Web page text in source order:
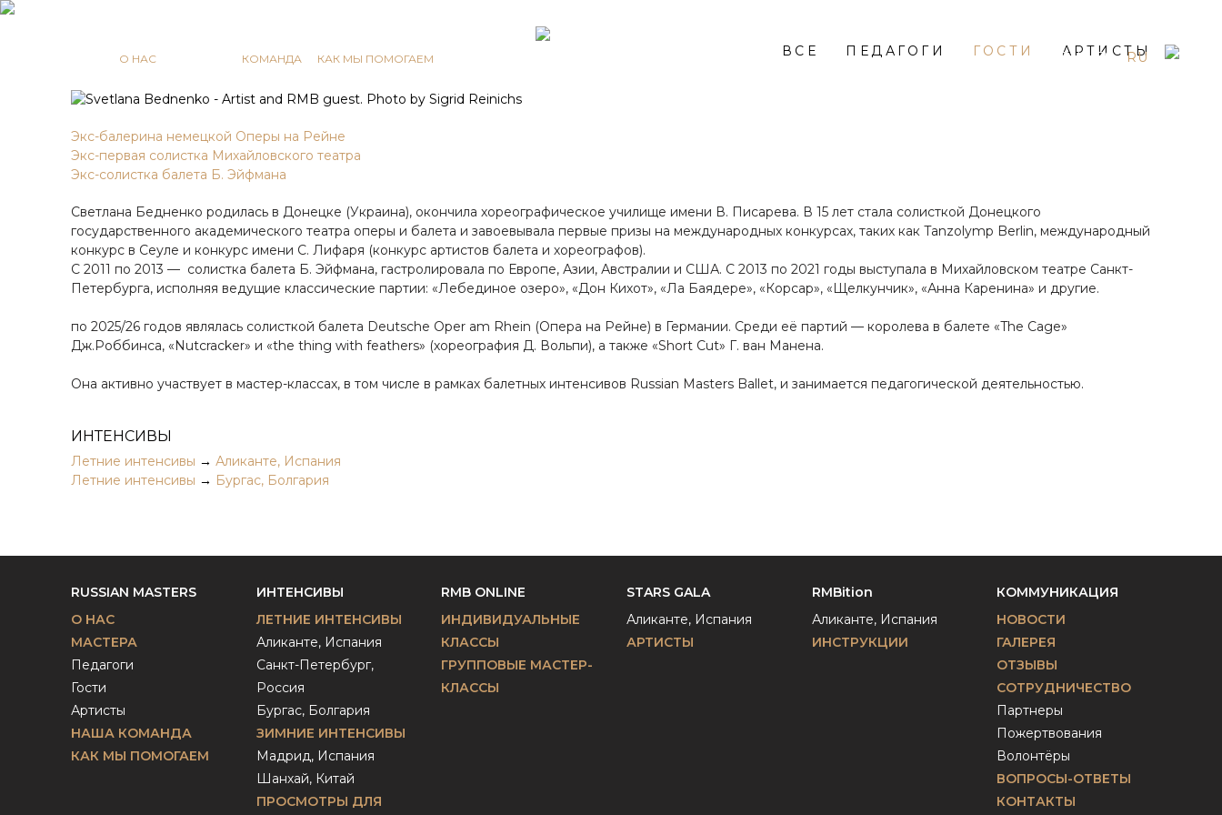
О НАС КОМАНДА КАК МЫ ПОМОГАЕМ EN ES RU
ВСЕ ПЕДАГОГИ ГОСТИ АРТИСТЫ
Экс-балерина немецкой Оперы на Рейне
Экс-первая солистка Михайловского театра
Экс-солистка балета Б. Эйфмана
Светлана Бедненко родилась в Донецке (Украина), окончила хореографическое училище имени В. Писарева. В 15 лет стала солисткой Донецкого
государственного академического театра оперы и балета и завоевывала первые призы на международных конкурсах, таких как Tanzolymp Berlin, международный
конкурс в Сеуле и конкурс имени С. Лифаря (конкурс артистов балета и хореографов).
С 2011 по 2013 — солистка балета Б. Эйфмана, гастролировала по Европе, Азии, Австралии и США. С 2013 по 2021 годы выступала в Михайловском театре Санкт-
Петербурга, исполняя ведущие классические партии: «Лебединое озеро», «Дон Кихот», «Ла Баядере», «Корсар», «Щелкунчик», «Анна Каренина» и другие.
по 2025/26 годов являлась солисткой балета Deutsche Oper am Rhein (Опера на Рейне) в Германии. Среди её партий — королева в балете «The Cage»
Дж.Роббинса, «Nutcracker» и «the thing with feathers» (хореография Д. Вольпи), а также «Short Cut» Г. ван Манена.
Она активно участвует в мастер-классах, в том числе в рамках балетных интенсивов Russian Masters Ballet, и занимается педагогической деятельностью.
ИНТЕНСИВЫ
Летние интенсивы → Аликанте, Испания
Летние интенсивы → Бургас, Болгария
RUSSIAN MASTERS
О НАС
МАСТЕРА
Педагоги
Гости
Артисты
НАША КОМАНДА
КАК МЫ ПОМОГАЕМ
ИНТЕНСИВЫ
ЛЕТНИЕ ИНТЕНСИВЫ
Аликанте, Испания
Санкт-Петербург,
Россия
Бургас, Болгария
ЗИМНИЕ ИНТЕНСИВЫ
Мадрид, Испания
Шанхай, Китай
ПРОСМОТРЫ ДЛЯ
RMB ONLINE
ИНДИВИДУАЛЬНЫЕ
КЛАССЫ
ГРУППОВЫЕ МАСТЕР-
КЛАССЫ
STARS GALA
Аликанте, Испания
АРТИСТЫ
RMBition
Аликанте, Испания
ИНСТРУКЦИИ
КОММУНИКАЦИЯ
НОВОСТИ
ГАЛЕРЕЯ
ОТЗЫВЫ
СОТРУДНИЧЕСТВО
Партнеры
Пожертвования
Волонтёры
ВОПРОСЫ-ОТВЕТЫ
КОНТАКТЫ